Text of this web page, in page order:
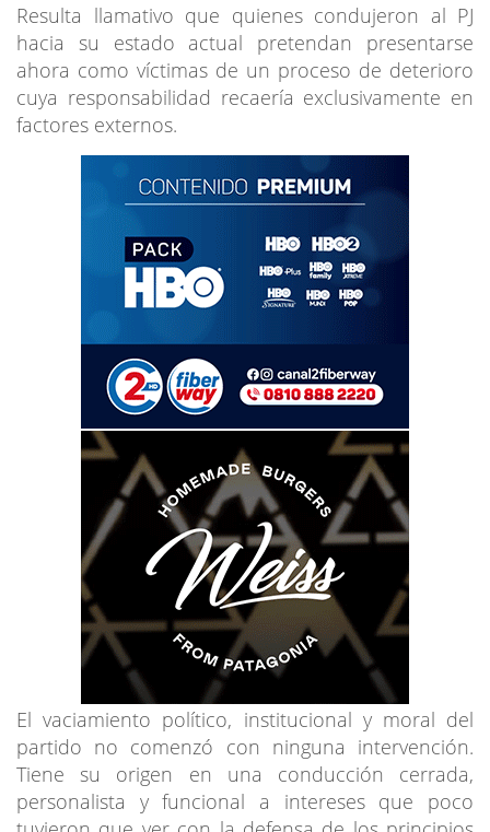
Resulta llamativo que quienes condujeron al PJ
hacia su estado actual pretendan presentarse
ahora como víctimas de un proceso de deterioro
cuya responsabilidad recaería exclusivamente en
factores externos.
El vaciamiento político, institucional y moral del
partido no comenzó con ninguna intervención.
Tiene su origen en una conducción cerrada,
personalista y funcional a intereses que poco